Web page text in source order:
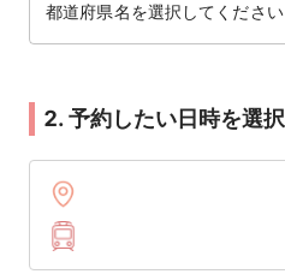
都道府県名を選択してください
2. 予約したい日時を選択